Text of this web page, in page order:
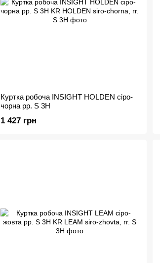
Куртка робоча INSIGHT HOLDEN сіро-
чорна рр. S 3H
1 427 грн